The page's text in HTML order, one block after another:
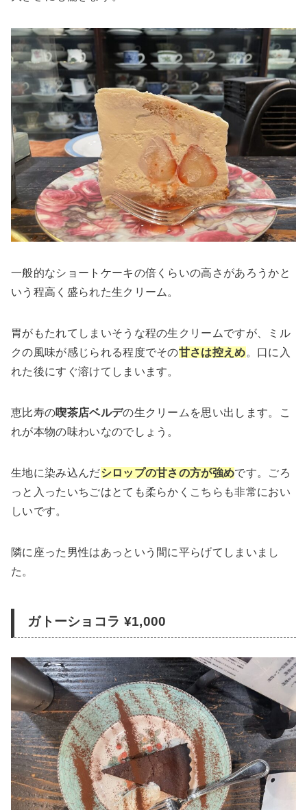
一般的なショートケーキの倍くらいの高さがあろうかと
いう程高く盛られた生クリーム。
胃がもたれてしまいそうな程の生クリームですが、ミル
クの風味が感じられる程度でその甘さは控えめ。口に入
れた後にすぐ溶けてしまいます。
恵比寿の喫茶店ベルデの生クリームを思い出します。こ
れが本物の味わいなのでしょう。
生地に染み込んだシロップの甘さの方が強めです。ごろ
っと入ったいちごはとても柔らかくこちらも非常におい
しいです。
隣に座った男性はあっという間に平らげてしまいまし
た。
ガトーショコラ ¥1,000